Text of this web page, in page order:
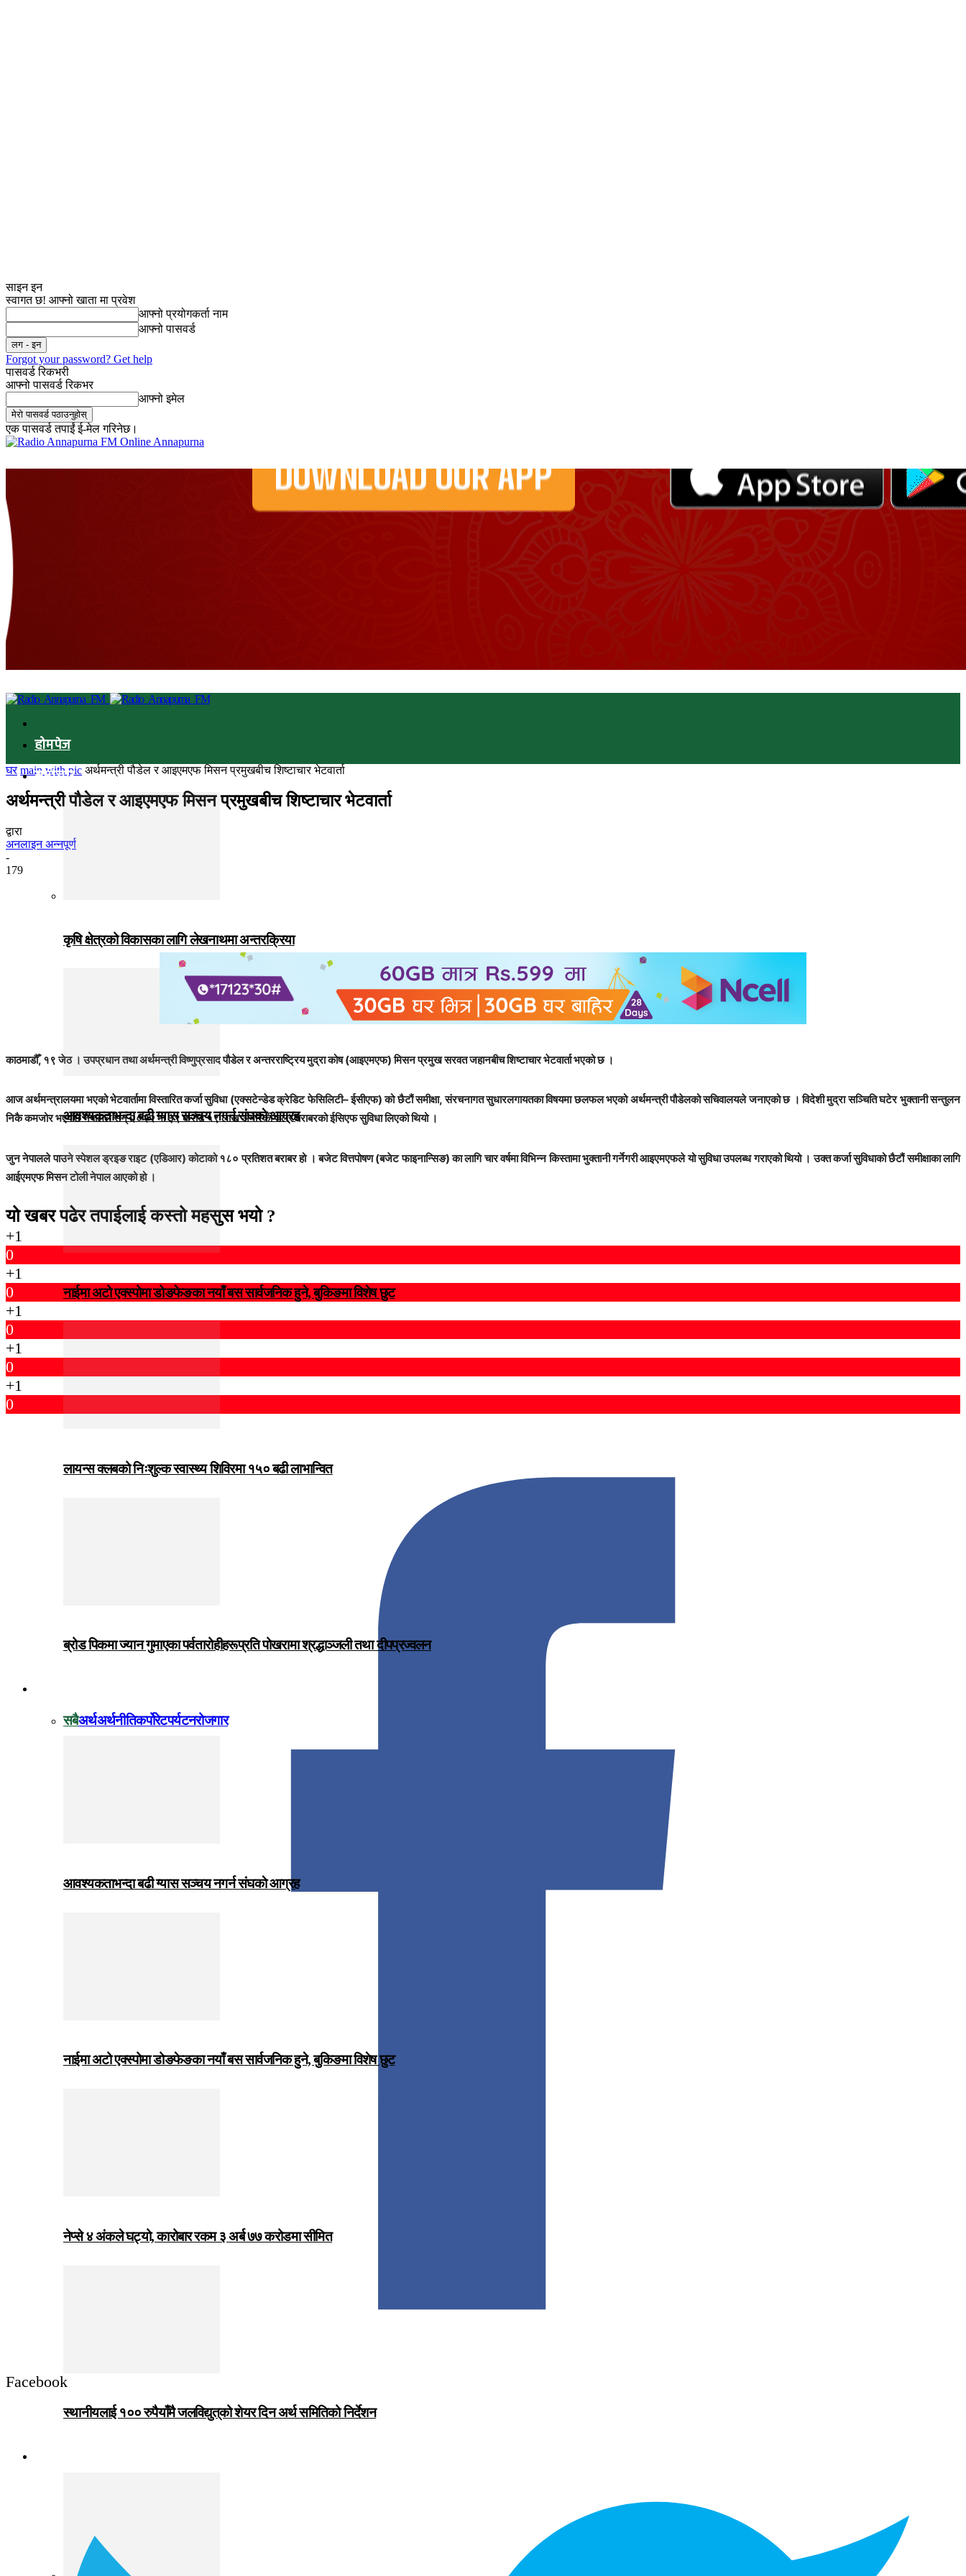
साइन इन
स्वागत छ! आफ्नो खाता मा प्रवेश
आफ्नो प्रयोगकर्ता नाम
आफ्नो पासवर्ड
Forgot your password? Get help
पासवर्ड रिकभरी
आफ्नो पासवर्ड रिकभर
आफ्नो इमेल
एक पासवर्ड तपाईं ई-मेल गरिनेछ।
Online Annapurna
होमपेज
समाचार
कृषि क्षेत्रको विकासका लागि लेखनाथमा अन्तरक्रिया
आवश्यकताभन्दा बढी ग्यास सञ्चय नगर्न संघकाे आग्रह
नाईमा अटो एक्स्पोमा डोङफेङका नयाँ बस सार्वजनिक हुने, बुकिङमा विशेष छुट
लायन्स क्लबको निःशुल्क स्वास्थ्य शिविरमा १५० बढी लाभान्वित
ब्रोड पिकमा ज्यान गुमाएका पर्वतारोहीहरूप्रति पोखरामा श्रद्धाञ्जली तथा दीपप्रज्वलन
सबैअर्थअर्थनीतिकर्पोरेटपर्यटनरोजगार
आवश्यकताभन्दा बढी ग्यास सञ्चय नगर्न संघकाे आग्रह
नाईमा अटो एक्स्पोमा डोङफेङका नयाँ बस सार्वजनिक हुने, बुकिङमा विशेष छुट
नेप्से ४ अंकले घट्यो, कारोबार रकम ३ अर्ब ७७ करोडमा सीमित
स्थानीयलाई १०० रुपैयाँमै जलविद्युत्‌को शेयर दिन अर्थ समितिको निर्देशन
घर main with pic अर्थमन्त्री पौडेल र आइएमएफ मिसन प्रमुखबीच शिष्टाचार भेटवार्ता
अर्थमन्त्री पौडेल र आइएमएफ मिसन प्रमुखबीच शिष्टाचार भेटवार्ता
द्वारा
अनलाइन अन्नपूर्ण
-
179
काठमाडौँ, १९ जेठ । उपप्रधान तथा अर्थमन्त्री विष्णुप्रसाद पौडेल र अन्तरराष्ट्रिय मुद्रा कोष (आइएमएफ) मिसन प्रमुख सरवत जहानबीच शिष्टाचार भेटवार्ता भएको छ ।
आज अर्थमन्त्रालयमा भएको भेटवार्तामा विस्तारित कर्जा सुविधा (एक्सटेन्डेड क्रेडिट फेसिलिटी– ईसीएफ) को छैटौं समीक्षा, संरचनागत सुधारलगायतका विषयमा छलफल भएको अर्थमन्त्री पौडेलको सचिवालयले जनाएको छ । विदेशी मुद्रा सञ्चिति घटेर भुक्तानी सन्तुलन
निकै कमजोर भएपछि नेपालले सन् २०२२ मा ३९ करोड ५९ लाख अमेरिकी डलर बराबरको ईसिएफ सुविधा लिएको थियो ।
जुन नेपालले पाउने स्पेशल ड्रइङ राइट (एडिआर) कोटाको १८० प्रतिशत बराबर हो । बजेट वित्तपोषण (बजेट फाइनान्सिङ) का लागि चार वर्षमा विभिन्न किस्तामा भुक्तानी गर्नेगरी आइएमएफले यो सुविधा उपलब्ध गराएको थियो । उक्त कर्जा सुविधाको छैटौं समीक्षाका लागि
आईएमएफ मिसन टोली नेपाल आएको हो ।
यो खबर पढेर तपाईलाई कस्तो महसुस भयो ?
+1
0
+1
0
+1
0
+1
0
+1
0
Facebook